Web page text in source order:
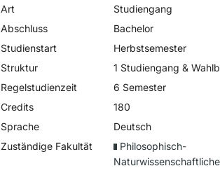
Art
Studiengang
Abschluss
Bachelor
Studienstart
Herbstsemester
Struktur
1 Studiengang &
Regelstudienzeit
6 Semester
Credits
180
Sprache
Deutsch
Zuständige Fakultät
Philosophisch-